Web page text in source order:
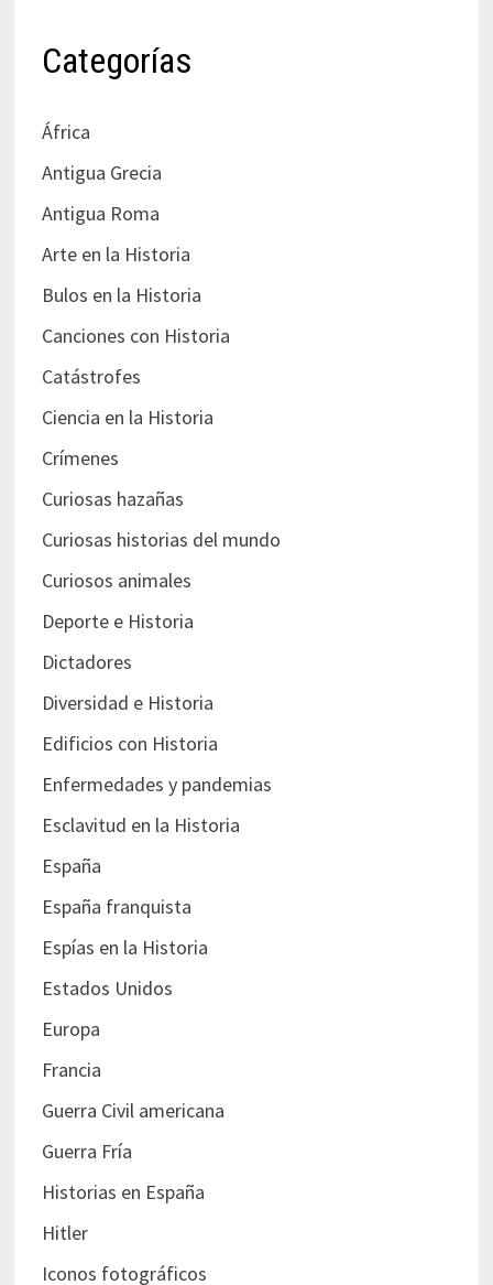
Categorías
África
Antigua Grecia
Antigua Roma
Arte en la Historia
Bulos en la Historia
Canciones con Historia
Catástrofes
Ciencia en la Historia
Crímenes
Curiosas hazañas
Curiosas historias del mundo
Curiosos animales
Deporte e Historia
Dictadores
Diversidad e Historia
Edificios con Historia
Enfermedades y pandemias
Esclavitud en la Historia
España
España franquista
Espías en la Historia
Estados Unidos
Europa
Francia
Guerra Civil americana
Guerra Fría
Historias en España
Hitler
Iconos fotográficos